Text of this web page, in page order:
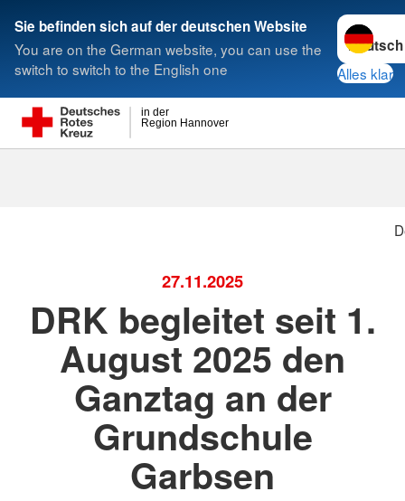
Sie befinden sich auf der deutschen Website
You are on the German website, you can use the
switch to switch to the English one
Sprache
Alles klar
Region Hannover
in der
Suche
27.11.2025
DRK begleitet seit 1.
August 2025 den
Ganztag an der
Grundschule
Garbsen